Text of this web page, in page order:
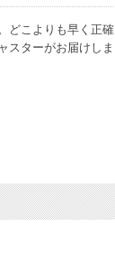
どこよりも早く正
スターがお届けしま